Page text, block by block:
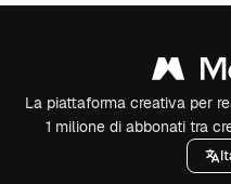
La piattaforma creativa per
1 milione di abbonati tra